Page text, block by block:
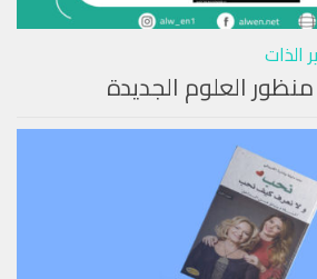
الذات
العلوم الجديدة